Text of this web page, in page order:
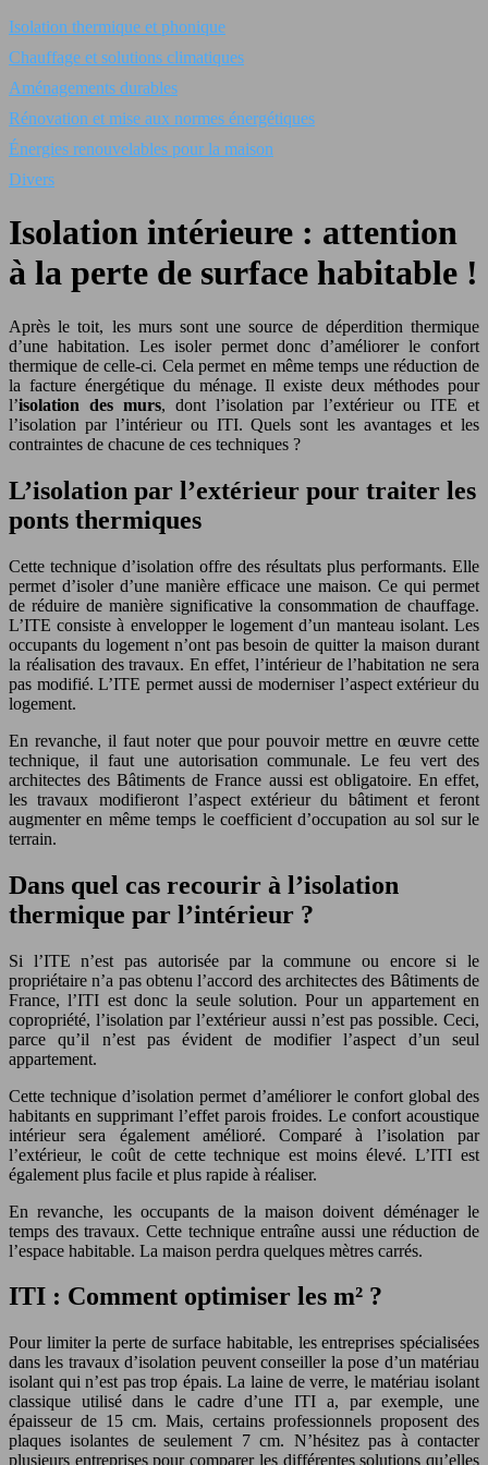
Isolation thermique et phonique
Chauffage et solutions climatiques
Aménagements durables
Rénovation et mise aux normes énergétiques
Énergies renouvelables pour la maison
Divers
Isolation intérieure : attention
à la perte de surface habitable !
Après le toit, les murs sont une source de déperdition thermique
d’une habitation. Les isoler permet donc d’améliorer le confort
thermique de celle-ci. Cela permet en même temps une réduction de
la facture énergétique du ménage. Il existe deux méthodes pour
l’isolation des murs, dont l’isolation par l’extérieur ou ITE et
l’isolation par l’intérieur ou ITI. Quels sont les avantages et les
contraintes de chacune de ces techniques ?
L’isolation par l’extérieur pour traiter les
ponts thermiques
Cette technique d’isolation offre des résultats plus performants. Elle
permet d’isoler d’une manière efficace une maison. Ce qui permet
de réduire de manière significative la consommation de chauffage.
L’ITE consiste à envelopper le logement d’un manteau isolant. Les
occupants du logement n’ont pas besoin de quitter la maison durant
la réalisation des travaux. En effet, l’intérieur de l’habitation ne sera
pas modifié. L’ITE permet aussi de moderniser l’aspect extérieur du
logement.
En revanche, il faut noter que pour pouvoir mettre en œuvre cette
technique, il faut une autorisation communale. Le feu vert des
architectes des Bâtiments de France aussi est obligatoire. En effet,
les travaux modifieront l’aspect extérieur du bâtiment et feront
augmenter en même temps le coefficient d’occupation au sol sur le
terrain.
Dans quel cas recourir à l’isolation
thermique par l’intérieur ?
Si l’ITE n’est pas autorisée par la commune ou encore si le
propriétaire n’a pas obtenu l’accord des architectes des Bâtiments de
France, l’ITI est donc la seule solution. Pour un appartement en
copropriété, l’isolation par l’extérieur aussi n’est pas possible. Ceci,
parce qu’il n’est pas évident de modifier l’aspect d’un seul
appartement.
Cette technique d’isolation permet d’améliorer le confort global des
habitants en supprimant l’effet parois froides. Le confort acoustique
intérieur sera également amélioré. Comparé à l’isolation par
l’extérieur, le coût de cette technique est moins élevé. L’ITI est
également plus facile et plus rapide à réaliser.
En revanche, les occupants de la maison doivent déménager le
temps des travaux. Cette technique entraîne aussi une réduction de
l’espace habitable. La maison perdra quelques mètres carrés.
ITI : Comment optimiser les m² ?
Pour limiter la perte de surface habitable, les entreprises spécialisées
dans les travaux d’isolation peuvent conseiller la pose d’un matériau
isolant qui n’est pas trop épais. La laine de verre, le matériau isolant
classique utilisé dans le cadre d’une ITI a, par exemple, une
épaisseur de 15 cm. Mais, certains professionnels proposent des
plaques isolantes de seulement 7 cm. N’hésitez pas à contacter
plusieurs entreprises pour comparer les différentes solutions qu’elles